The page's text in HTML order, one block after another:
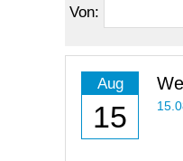
Von:
Aug
15